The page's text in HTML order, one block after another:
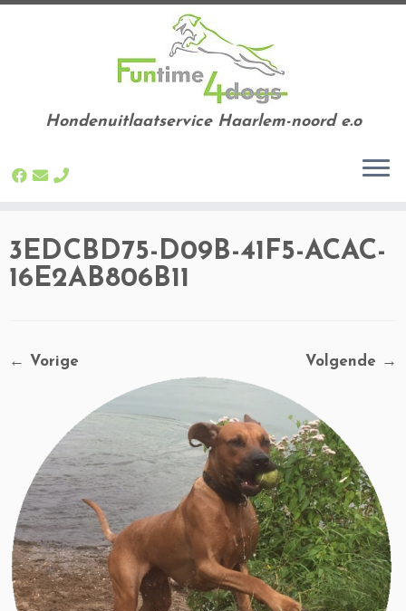
naar
inhoud
Hondenuitlaatservice Haarlem-noord e.o
3EDCBD75-D09B-41F5-ACAC-
16E2AB806B11
← Vorige Volgende →